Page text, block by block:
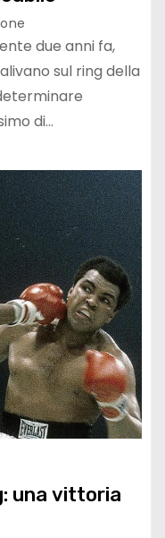
due anni fa,
sul ring della
di…
una vittoria